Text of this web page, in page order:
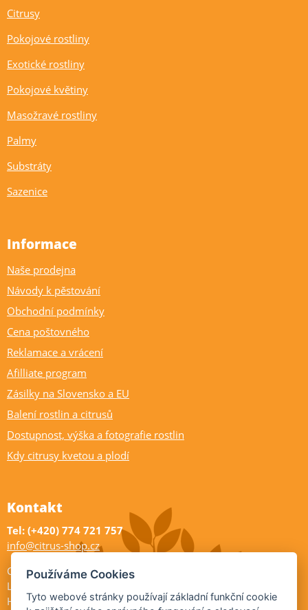
Citrusy
Pokojové rostliny
Exotické rostliny
Pokojové květiny
Masožravé rostliny
Palmy
Substráty
Sazenice
Informace
Naše prodejna
Návody k pěstování
Obchodní podmínky
Cena poštovného
Reklamace a vrácení
Afilliate program
Zásilky na Slovensko a EU
Balení rostlin a citrusů
Dostupnost, výška a fotografie rostlin
Kdy citrusy kvetou a plodí
Kontakt
Tel: (+420) 774 721 757
info@citrus-shop.cz
Citrus shop zahradnictví
Legionářů 2
Hodonín
Používáme Cookies
Tyto webové stránky používají základní funkční cookie